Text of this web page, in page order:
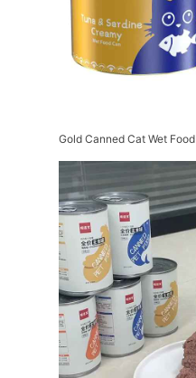
Gold Canned Cat Wet Food